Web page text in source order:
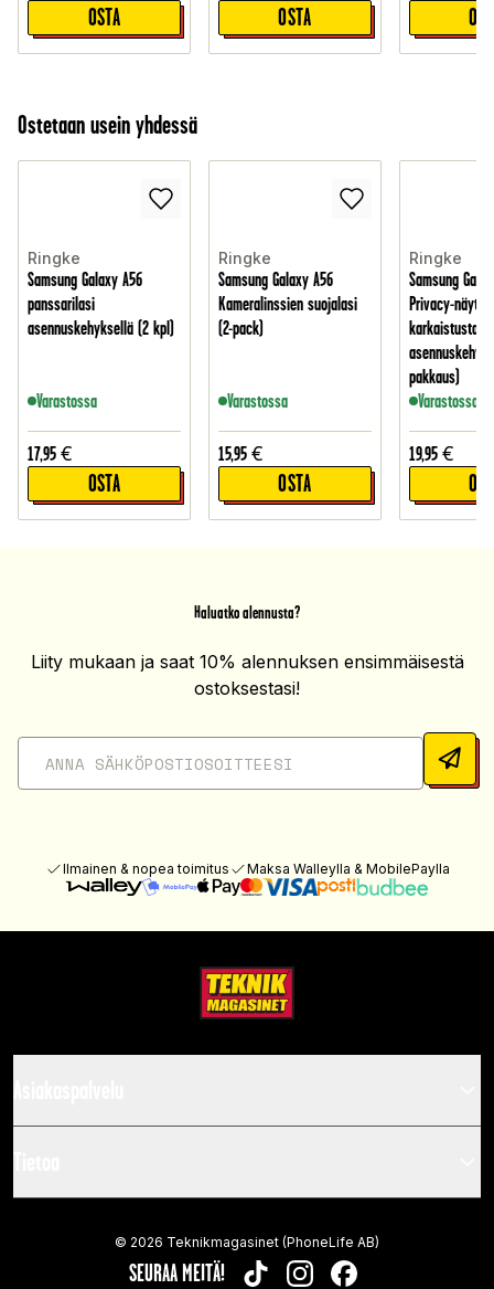
OSTA OSTA
Ostetaan usein yhdessä
Ringke
Samsung Galaxy A56
panssarilasi
asennuskehyksellä (2 kpl)
Varastossa
17,95 €
OSTA
Ringke
Samsung Galaxy A56
Kameralinssien suojalasi
(2-pack)
Varastossa
15,95 €
OSTA
Ringke
Samsung
Privacy-
karkaistusta
pakkaus)
Varastossa
19,95 €
Haluatko alennusta?
Liity mukaan ja saat 10% alennuksen ensimmäisestä
ostoksestasi!
Ilmainen & nopea toimitus Maksa Walleylla & MobilePaylla
SEURAA MEITÄ! TIKTOKINSTAGRAMFACEBOOK
© 2026 Teknikmagasinet (PhoneLife AB)